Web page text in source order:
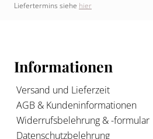
Liefertermins siehe hier
Informationen
Versand und Lieferzeit
AGB & Kundeninformationen
Widerrufsbelehrung & -formular
Datenschutzbelehrung